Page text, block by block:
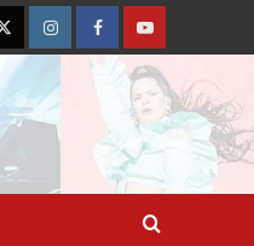
TwitterInstagramFacebookYouTube